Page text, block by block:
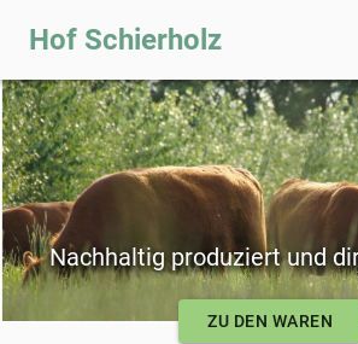
Hof Schierholz
Nachhaltig produziert und
ZU DEN WAREN